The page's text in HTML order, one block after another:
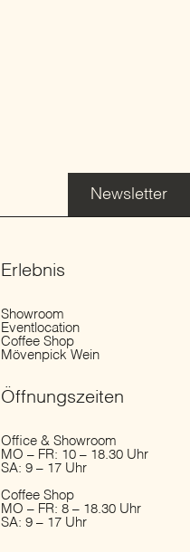
Newsletter
Erlebnis
Showroom
Eventlocation
Coffee Shop
Mövenpick Wein
Öffnungs­zeiten
Office & Showroom
MO – FR: 10 – 18.30 Uhr
SA: 9 – 17 Uhr
Coffee Shop
MO – FR: 8 – 18.30 Uhr
SA: 9 – 17 Uhr